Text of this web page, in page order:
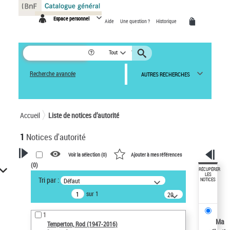
Espace personnel Aide Une question ? Historique
Tout
Recherche avancée AUTRES RECHERCHES
Accueil Liste de notices d’autorité
1 Notices d'autorité
VOTRE RECHERCHE
Recherche avancée dans les
notices d’autorité
Œuvres liées à l'auteur :
Temperton, Rod (1947-2016)
Voir la sélection (0) Ajouter à mes références
(0)
Tri par : Défaut
sur 1
20
résultats/page
1
Temperton, Rod (1947-2016)
RÉCUPÉRER
LES
NOTICES
Ma
Panneau de gestion des cookies